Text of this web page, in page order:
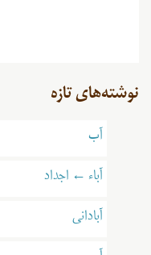
نوشته‌های تازه
آب
آباء ← اجداد
آبادانی